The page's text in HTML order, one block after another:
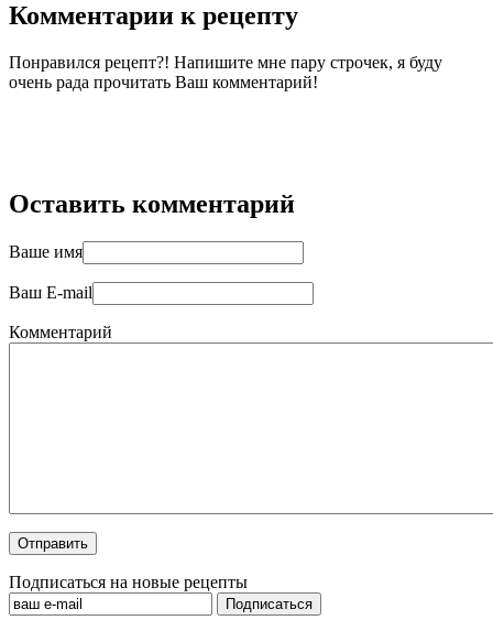
Комментарии к рецепту
Понравился рецепт?! Напишите мне пару строчек, я буду
очень рада прочитать Ваш комментарий!
Оставить комментарий
Ваше имя
Ваш E-mail
Комментарий
Подписаться на новые рецепты